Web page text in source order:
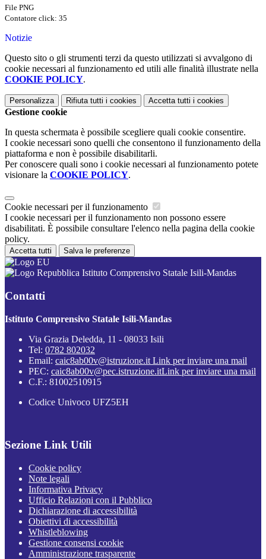
File PNG
Contatore click: 35
Notizie
Questo sito o gli strumenti terzi da questo utilizzati si avvalgono di
cookie necessari al funzionamento ed utili alle finalità illustrate nella
COOKIE POLICY.
Personalizza Rifiuta tutti i cookies Accetta tutti i cookies
Gestione cookie
In questa schermata è possibile scegliere quali cookie consentire.
I cookie necessari sono quelli che consentono il funzionamento della
piattaforma e non è possibile disabilitarli.
Per conoscere quali sono i cookie necessari al funzionamento potete
visionare la COOKIE POLICY.
Cookie necessari per il funzionamento
I cookie necessari per il funzionamento non possono essere
disabilitati. È possibile consultare l'elenco nella pagina della cookie
policy.
Accetta tutti Salva le preferenze
Istituto Comprensivo Statale Isili-Mandas
Contatti
Istituto Comprensivo Statale Isili-Mandas
Via Grazia Deledda, 11 - 08033 Isili
Tel: 0782 802032
Email: caic8ab00v@istruzione.it Link per inviare una mail
PEC: caic8ab00v@pec.istruzione.itLink per inviare una mail
C.F.: 81002510915
Codice Univoco UFZ5EH
Sezione Link Utili
Cookie policy
Note legali
Informativa Privacy
Ufficio Relazioni con il Pubblico
Dichiarazione di accessibilità
Obiettivi di accessibilità
Whistleblowing
Gestione consensi cookie
Amministrazione trasparente